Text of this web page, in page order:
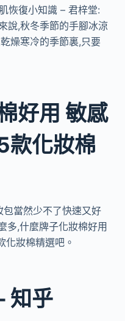
恢復小知識 – 君梓堂:
說,秋冬季節的手腳冰涼
燥寒冷的季節裏,只要
好用 敏感
款化妝棉
當然少不了快速又好
多,什麼牌子化妝棉好用
化妝棉精選吧。
知乎